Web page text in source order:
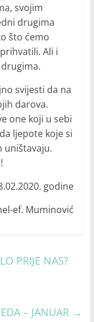
svojim
drugima
što ćemo
Ali i
svijesti da na
darova.
one koji u sebi
ljepote koje si
uništavaju.
godine
ef. Muminović
PRIJE NAS?
– JANUAR →